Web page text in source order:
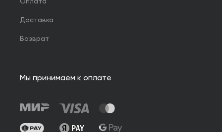
Оплата
Доставка
Возврат
Мы принимаем к оплате